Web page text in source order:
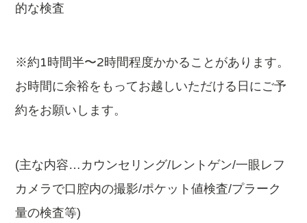
的な検査
※約1時間半〜2時間程度かかることがあります。
お時間に余裕をもってお越しいただける日にご予
約をお願いします。
(主な内容…カウンセリング/レントゲン/一眼レフ
カメラで口腔内の撮影/ポケット値検査/プラーク
量の検査等)